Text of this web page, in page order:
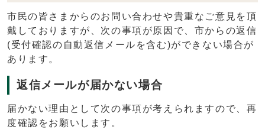
市民の皆さまからのお問い合わせや貴重なご意見を頂
戴しておりますが、次の事項が原因で、市からの返信
(受付確認の自動返信メールを含む)ができない場合が
あります。
返信メールが届かない場合
届かない理由として次の事項が考えられますので、再
度確認をお願いします。